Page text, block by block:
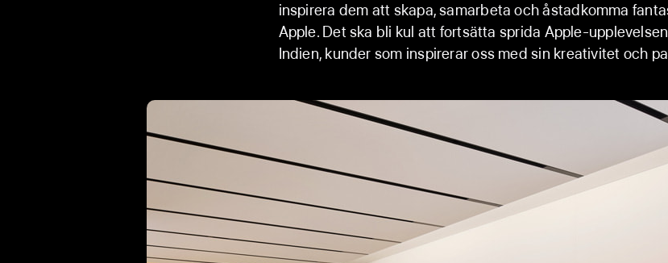
inspirera dem att skapa, samarbeta och åstadkomma
Apple. Det ska bli kul att fortsätta sprida Apple-
Indien, kunder som inspirerar oss med sin kreativitet och